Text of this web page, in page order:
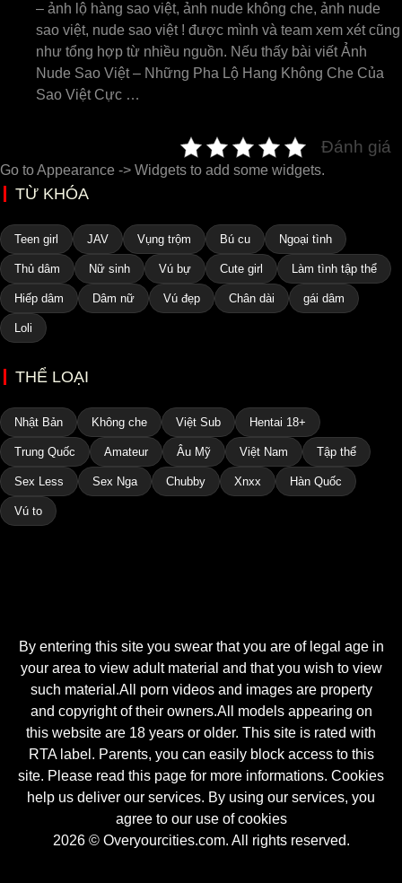
– ảnh lộ hàng sao việt, ảnh nude không che, ảnh nude
sao việt, nude sao việt ! được mình và team xem xét cũng
như tổng hợp từ nhiều nguồn. Nếu thấy bài viết Ảnh
Nude Sao Việt – Những Pha Lộ Hang Không Che Của
Sao Việt Cực …
Đánh giá
Go to Appearance -> Widgets to add some widgets.
TỪ KHÓA
Teen girl JAV Vụng trộm Bú cu Ngoại tình
Thủ dâm Nữ sinh Vú bự Cute girl Làm tình tập thể
Hiếp dâm Dâm nữ Vú đẹp Chân dài gái dâm
Loli
THỂ LOẠI
Nhật Bản Không che Việt Sub Hentai 18+
Trung Quốc Amateur Âu Mỹ Việt Nam Tập thể
Sex Less Sex Nga Chubby Xnxx Hàn Quốc
Vú to
By entering this site you swear that you are of legal age in
your area to view adult material and that you wish to view
such material.All porn videos and images are property
and copyright of their owners.All models appearing on
this website are 18 years or older. This site is rated with
RTA label. Parents, you can easily block access to this
site. Please read this page for more informations. Cookies
help us deliver our services. By using our services, you
agree to our use of cookies
2026 © Overyourcities.com. All rights reserved.